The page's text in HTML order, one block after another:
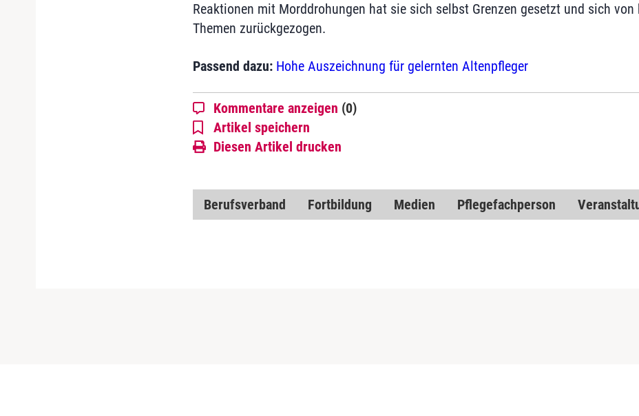
Reaktionen mit Morddrohungen hat sie sich selbst Grenzen gesetzt und sich von
Themen zurückgezogen.
Passend dazu: Hohe Auszeichnung für gelernten Altenpfleger
Kommentare anzeigen (0)
Artikel speichern
Diesen Artikel drucken
Berufsverband Fortbildung Medien Pflegefachperson